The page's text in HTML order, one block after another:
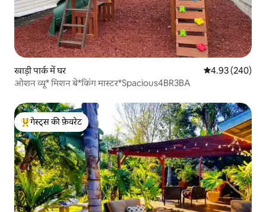
खाड़ी पार्क में घर औसत रेटिंग 5 में से
4.93 (240)
ओशन व्यू* मिशन बे*किंग मास्टर*Spacious4BR3BA
गेस्ट्स का टॉप फ़ेवरेट
गेस्ट्स की फ़ेवरेट